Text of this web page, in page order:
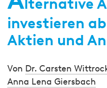
lternative
investieren
Aktien und
Von Dr. Carsten
Anna Lena Giersbach